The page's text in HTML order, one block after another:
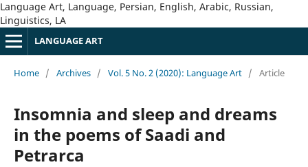
Language Art, Language, Persian, English, Arabic, Russian,
Linguistics, LA
LANGUAGE ART
Home / Archives / Vol. 5 No. 2 (2020): Language Art / Article
Insomnia and sleep and dreams
in the poems of Saadi and
Petrarca